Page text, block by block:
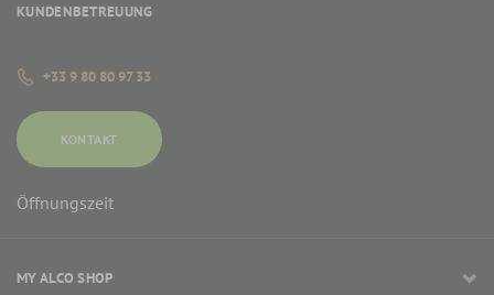
KUNDENBETREUUNG
+33 9 80 80 97 33
KONTAKT
Öffnungszeit
MY ALCO SHOP